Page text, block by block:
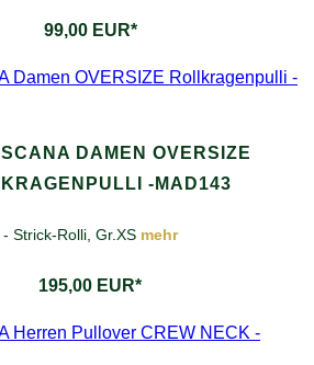
99,00 EUR*
DAMEN OVERSIZE
-MAD143
- Strick-Rolli, Gr.XS mehr
195,00 EUR*